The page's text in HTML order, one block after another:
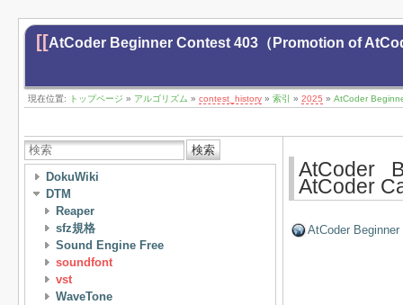
[[AtCoder Beginner Contest 403（Promotion of
現在位置: トップページ » アルゴリズム » contest_history » 索引 » 2025 » AtCoder
検索
DokuWiki
DTM
Reaper
sfz規格
Sound Engine Free
soundfont
vst
WaveTone
AtCoder
AtCoder
AtCoder